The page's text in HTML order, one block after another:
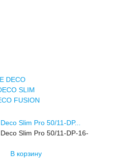
DECO
SLIM
FUSION
Slim Pro 50/11-DP...
Slim Pro 50/11-DP-16-
В корзину